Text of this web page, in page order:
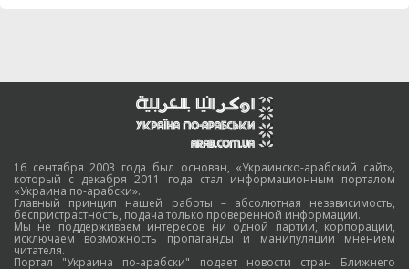
16 сентября 2003 года был основан, «Украинско-арабский сайт»,
который с декабря 2011 года стал информационным порталом
«Украина по-арабски».
Главный принцип нашей работы – абсолютная независимость,
беспристрастность, подача только проверенной информации.
Мы не поддерживаем интересов ни одной партии, корпорации,
исключаем возможность пропаганды и манипуляции мнением
читателя.
Портал "Украина по-арабски" подает новости стран Ближнего